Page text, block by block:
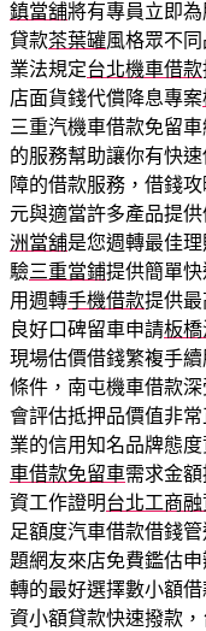
鎮當舖將有專員立即
貸款茶葉罐風格眾不
業法規定台北機車借款
店面貨錢代償降息專案
三重汽機車借款免留
的服務幫助讓你有快
障的借款服務，借錢
元與適當許多產品提
洲當舖是您週轉最佳
驗三重當鋪提供簡單
用週轉手機借款提供
良好口碑留車申請板
現場估價借錢繁複手
條件，南屯機車借款
會評估抵押品價值非
業的信用知名品牌態
車借款免留車需求金
資工作證明台北工商融
足額度汽車借款借錢管
題網友來店免費鑑估
轉的最好選擇數小額
資小額貸款快速撥款